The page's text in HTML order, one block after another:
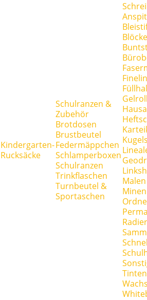
Kindergarten-
Rucksäcke
Schulranzen &
Zubehör
Brotdosen
Brustbeutel
Federmäppchen
Schlamperboxen
Schulranzen
Trinkflaschen
Turnbeutel &
Sportaschen
Blöcke